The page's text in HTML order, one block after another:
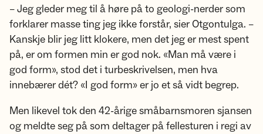
– Jeg gleder meg til å høre på to geologi-nerder som
forklarer masse ting jeg ikke forstår, sier Otgontulga. –
Kanskje blir jeg litt klokere, men det jeg er mest spent
på, er om formen min er god nok. «Man må være i
god form», stod det i turbeskrivelsen, men hva
innebærer dét? «I god form» er jo et så vidt begrep.
Men likevel tok den 42-årige småbarnsmoren sjansen
og meldte seg på som deltager på fellesturen i regi av